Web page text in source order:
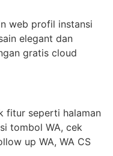
web profil instansi
elegant dan
gratis cloud
fitur seperti halaman
tombol WA, cek
up WA, WA CS